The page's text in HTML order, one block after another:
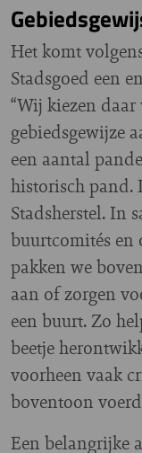
Het komt
Stadsgoed een
“Wij kiezen
gebiedsgewijze
een aantal
historisch pand.
Stadsherstel. In
buurtcomités en
pakken we
aan of zorgen
een buurt. Zo
beetje
voorheen vaak
boventoon
Een belangrijke